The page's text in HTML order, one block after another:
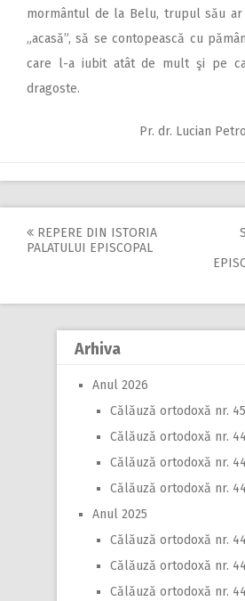
mormântul de la Belu, trupul său
„acasă”, să se contopească cu
care l-a iubit atât de mult şi pe
dragoste.
Pr. dr. Lucian
Post
REPERE DIN ISTORIA
PALATULUI EPISCOPAL
Arhiva
Anul 2026
Călăuză ortodoxă nr.
Călăuză ortodoxă nr.
Călăuză ortodoxă nr.
Călăuză ortodoxă nr.
Anul 2025
Călăuză ortodoxă nr.
Călăuză ortodoxă nr.
Călăuză ortodoxă nr.